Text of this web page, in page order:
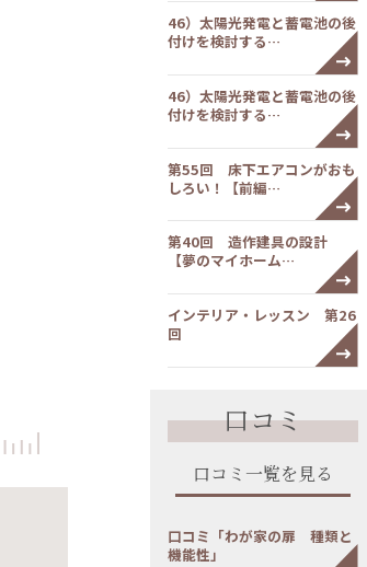
46）太陽光発電と蓄電池の後
付けを検討する…
46）太陽光発電と蓄電池の後
付けを検討する…
第55回 床下エアコンがおも
しろい！【前編…
第40回 造作建具の設計
【夢のマイホーム…
インテリア・レッスン 第26
回
口コミ
口コミ一覧を見る
口コミ「わが家の扉 種類と
機能性」